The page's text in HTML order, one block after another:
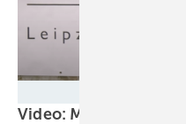
Video: Maslaton verrät